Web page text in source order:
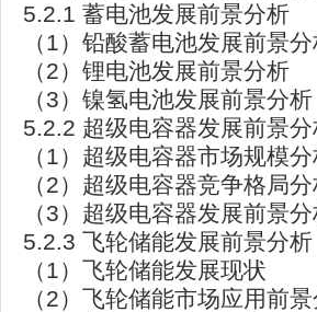
5.2.1 蓄电池发展前景分析
（1）铅酸蓄电池发展前景
（2）锂电池发展前景分析
（3）镍氢电池发展前景分析
5.2.2 超级电容器发展前景
（1）超级电容器市场规模
（2）超级电容器竞争格局
（3）超级电容器发展前景
5.2.3 飞轮储能发展前景分析
（1）飞轮储能发展现状
（2）飞轮储能市场应用前